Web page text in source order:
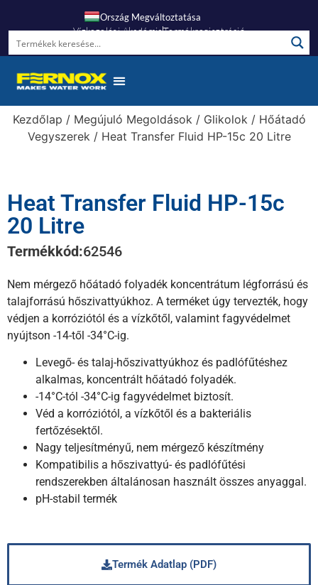
Ország Megváltoztatása
Vízkezelési AkadémiaTermékregisztráció
Kezdőlap / Megújuló Megoldások/ Glikolok/ Hőátadó
Vegyszerek/ Heat Transfer Fluid HP-15c 20 Litre
Heat Transfer Fluid HP-15c
20 Litre
Termékkód:62546
Nem mérgező hőátadó folyadék koncentrátum légforrású és
talajforrású hőszivattyúkhoz. A terméket úgy tervezték, hogy
védjen a korróziótól és a vízkőtől, valamint fagyvédelmet
nyújtson -14-től -34°C-ig.
Levegő- és talaj-hőszivattyúkhoz és padlófűtéshez
alkalmas, koncentrált hőátadó folyadék.
-14°C-tól -34°C-ig fagyvédelmet biztosít.
Véd a korróziótól, a vízkőtől és a bakteriális
fertőzésektől.
Nagy teljesítményű, nem mérgező készítmény
Kompatibilis a hőszivattyú- és padlófűtési
rendszerekben általánosan használt összes anyaggal.
pH-stabil termék
Termék Adatlap (PDF)